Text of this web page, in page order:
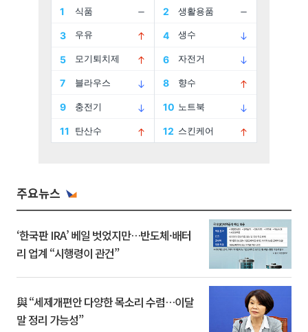
주요뉴스
‘한국판 IRA’ 베일 벗었지만…반도체·배터
리 업계 “시행령이 관건”
與 “세제개편안 다양한 목소리 수렴…이달
말 정리 가능성”